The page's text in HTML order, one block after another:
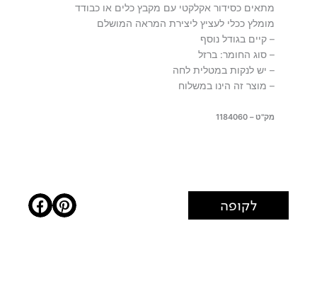
מתאים כסידור אקלקטי עם מקבץ כלים או כבודד
מומלץ ככלי לעציץ ליצירת המראה המושלם
– קיים בגודל נוסף
– סוג החומר: ברזל
– יש לנקות במטלית לחה
– מוצר זה הינו במשלוח
מק"ט – 1184060
לקופה